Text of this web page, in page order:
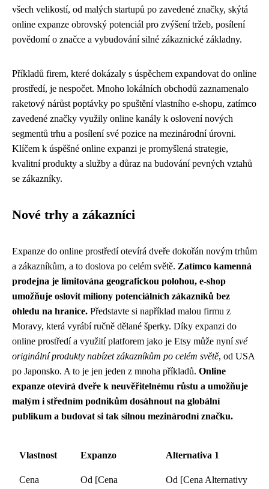
všech velikostí, od malých startupů po zavedené značky, skýtá
online expanze obrovský potenciál pro zvýšení tržeb, posílení
povědomí o značce a vybudování silné zákaznické základny.
Příkladů firem, které dokázaly s úspěchem expandovat do online
prostředí, je nespočet. Mnoho lokálních obchodů zaznamenalo
raketový nárůst poptávky po spuštění vlastního e-shopu, zatímco
zavedené značky využily online kanály k oslovení nových
segmentů trhu a posílení své pozice na mezinárodní úrovni.
Klíčem k úspěšné online expanzi je promyšlená strategie,
kvalitní produkty a služby a důraz na budování pevných vztahů
se zákazníky.
Nové trhy a zákazníci
Expanze do online prostředí otevírá dveře dokořán novým trhům
a zákazníkům, a to doslova po celém světě. Zatímco kamenná
prodejna je limitována geografickou polohou, e-shop
umožňuje oslovit miliony potenciálních zákazníků bez
ohledu na hranice. Představte si například malou firmu z
Moravy, která vyrábí ručně dělané šperky. Díky expanzi do
online prostředí a využití platforem jako je Etsy může nynísvé
originální produkty nabízet zákazníkům po celém světě, od USA
po Japonsko. A to je jen jeden z mnoha příkladů. Online
expanze otevírá dveře k neuvěřitelnému růstu a umožňuje
malým i středním podnikům dosáhnout na globální
publikum a budovat si tak silnou mezinárodní značku.
Vlastnost Expanzo Alternativa 1
Cena
Od [Cena
Od [Cena Alternativy